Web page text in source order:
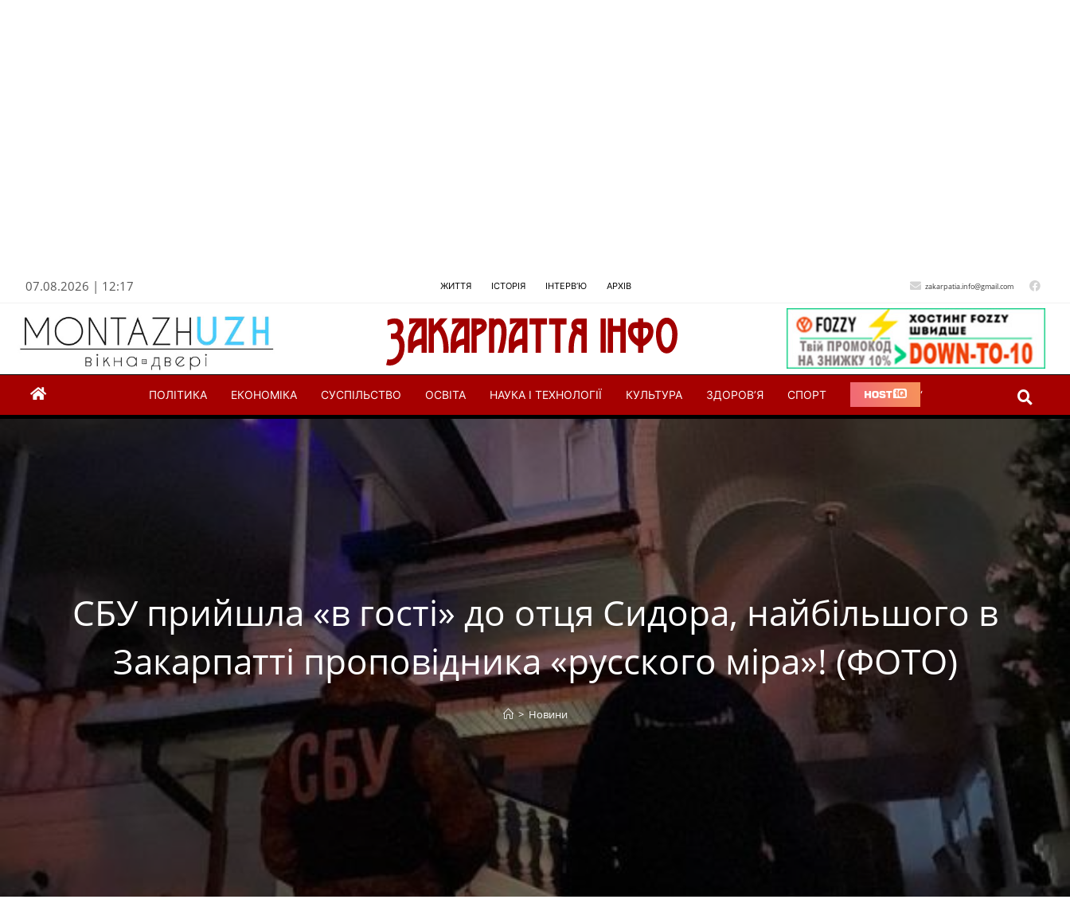
07.08.2026 | 12:17 ЖИТТЯ ІСТОРІЯ ІНТЕРВ’Ю АРХІВ zakarpatia.info@gmail.com
ПОЛІТИКА ЕКОНОМІКА СУСПІЛЬСТВО ОСВІТА НАУКА І ТЕХНОЛОГІЇ КУЛЬТУРА ЗДОРОВ’Я СПОРТ ‘
СБУ прийшла «в гості» до отця Сидора, найбільшого в
Закарпатті проповідника «русского міра»! (ФОТО)
> Новини